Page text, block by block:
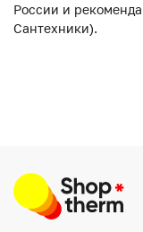
России и
Сантехники).